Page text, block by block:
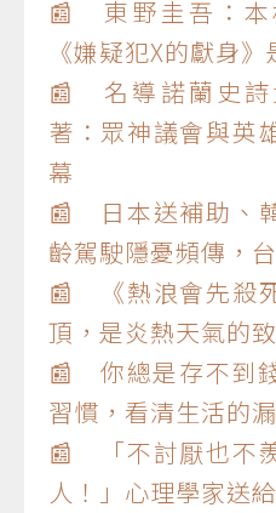
📰 東野圭吾：本
《嫌疑犯X的獻身
📰 名導諾蘭史詩
著：眾神議會與英
幕
📰 日本送補助、
齡駕駛隱憂頻傳，
📰 《熱浪會先殺
頂，是炎熱天氣的
📰 你總是存不到
習慣，看清生活的
📰 「不討厭也不
人！」心理學家送